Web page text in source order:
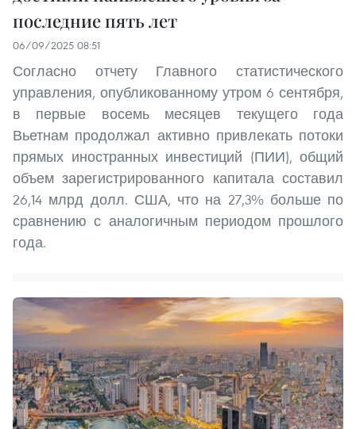
последние пять лет
06/09/2025 08:51
Согласно отчету Главного статистического
управления, опубликованному утром 6 сентября,
в первые восемь месяцев текущего года
Вьетнам продолжал активно привлекать потоки
прямых иностранных инвестиций (ПИИ), общий
объем зарегистрированного капитала составил
26,14 млрд долл. США, что на 27,3% больше по
сравнению с аналогичным периодом прошлого
года.